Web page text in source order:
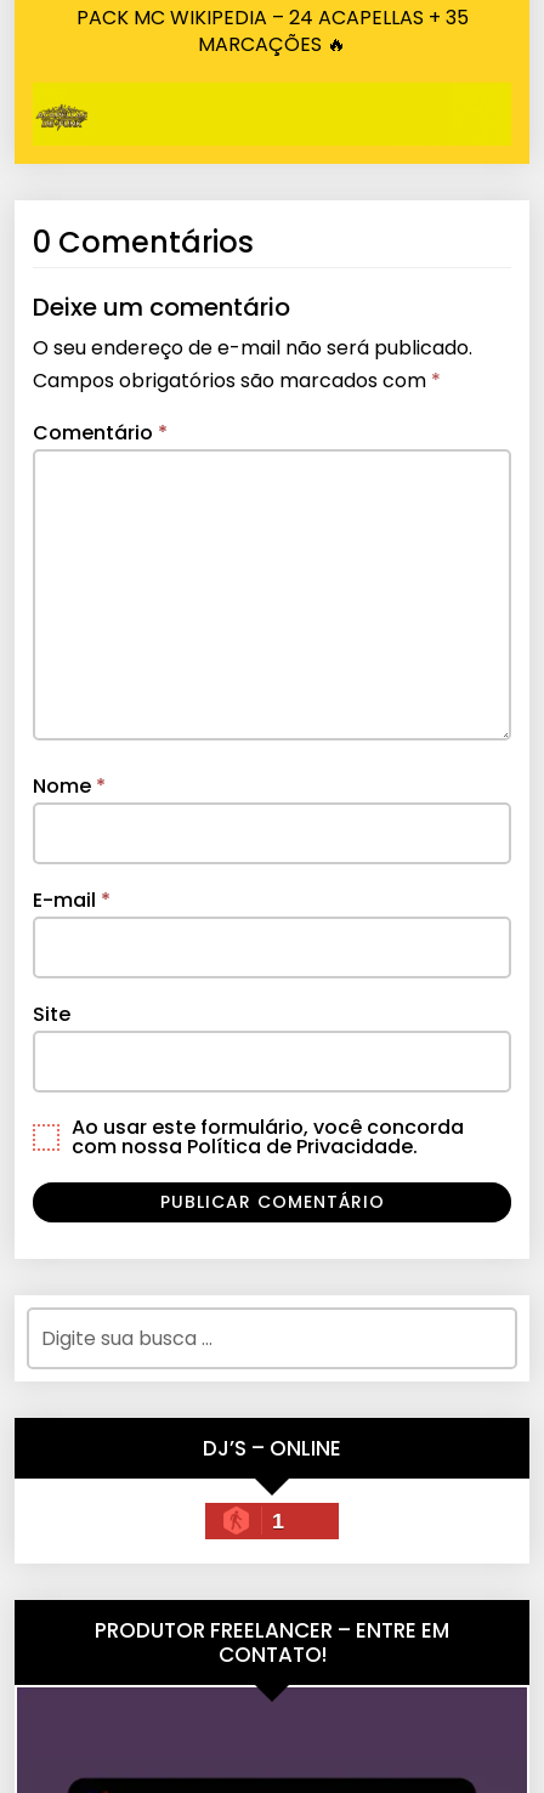
PACK MC WIKIPEDIA – 24 ACAPELLAS + 35
MARCAÇÕES 🔥
0 Comentários
Deixe um comentário
O seu endereço de e-mail não será publicado.
Campos obrigatórios são marcados com *
Comentário *
Nome *
E-mail *
Site
Ao usar este formulário, você concorda
com nossa Política de Privacidade.
DJ’S – ONLINE
1
PRODUTOR FREELANCER – ENTRE EM
CONTATO!